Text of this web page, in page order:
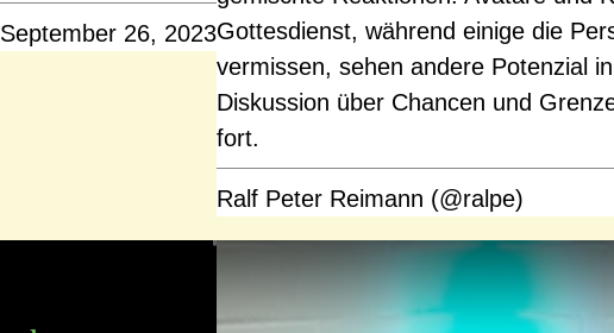
September 26, 2023Gottesdienst, während einige die
vermissen, sehen andere Potenzial
Diskussion über Chancen und
fort.
Ralf Peter Reimann (@ralpe)